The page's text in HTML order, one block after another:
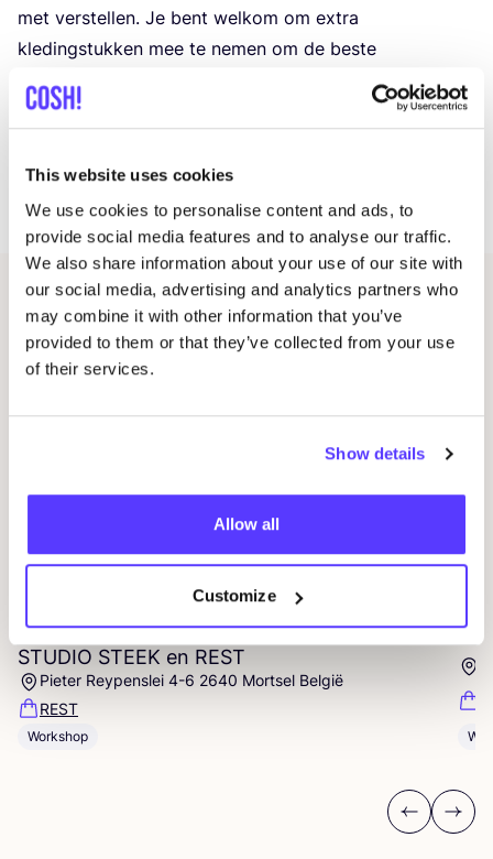
This website uses cookies
We use cookies to personalise content and ads, to
provide social media features and to analyse our traffic.
We also share information about your use of our site with
our social media, advertising and analytics partners who
may combine it with other information that you’ve
provided to them or that they’ve collected from your use
of their services.
Show details
Allow all
Customize
met ver­stel­len. Je bent wel­kom om extra
kle­ding­stuk­ken mee te nemen om de bes­te
repa­ra­tie­op­ties voor je gelief­de tex­tiel te bespreken.
Mate­ri­a­len wor­den ver­strekt en er is rest­ma­te­ri­aal om
je eigen textiel/​kledingstukken.
Erva­ring is niet nodig!
Gerelateerde evenementen
WorkshopREDje kleren: borduren met
STUDIO STEEK en REST
Pieter Reypenslei 4-6 2640 Mortsel België
REST
Workshop
Previous
Next